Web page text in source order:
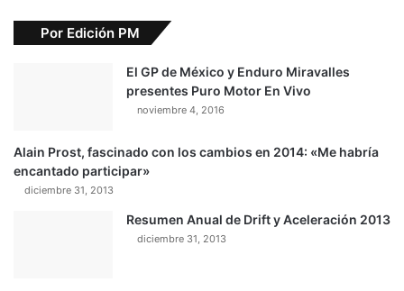
Por Edición PM
El GP de México y Enduro Miravalles
presentes Puro Motor En Vivo
noviembre 4, 2016
Alain Prost, fascinado con los cambios en 2014: «Me habría
encantado participar»
diciembre 31, 2013
Resumen Anual de Drift y Aceleración 2013
diciembre 31, 2013